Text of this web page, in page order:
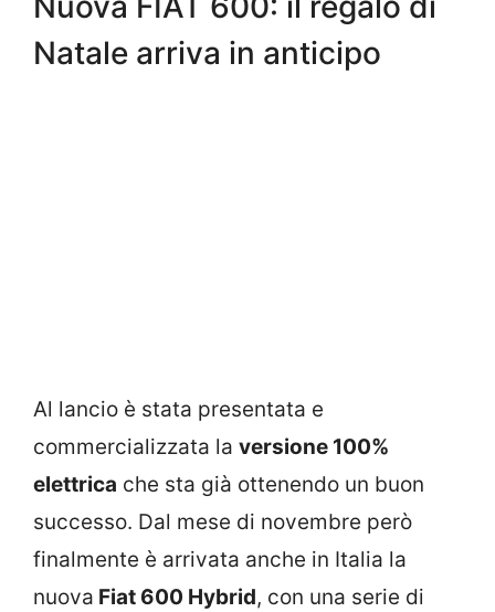
Natale arriva in anticipo
Al lancio è stata presentata e
commercializzata la versione 100%
elettrica che sta già ottenendo un buon
successo. Dal mese di novembre però
finalmente è arrivata anche in Italia la
nuova Fiat 600 Hybrid, con una serie di